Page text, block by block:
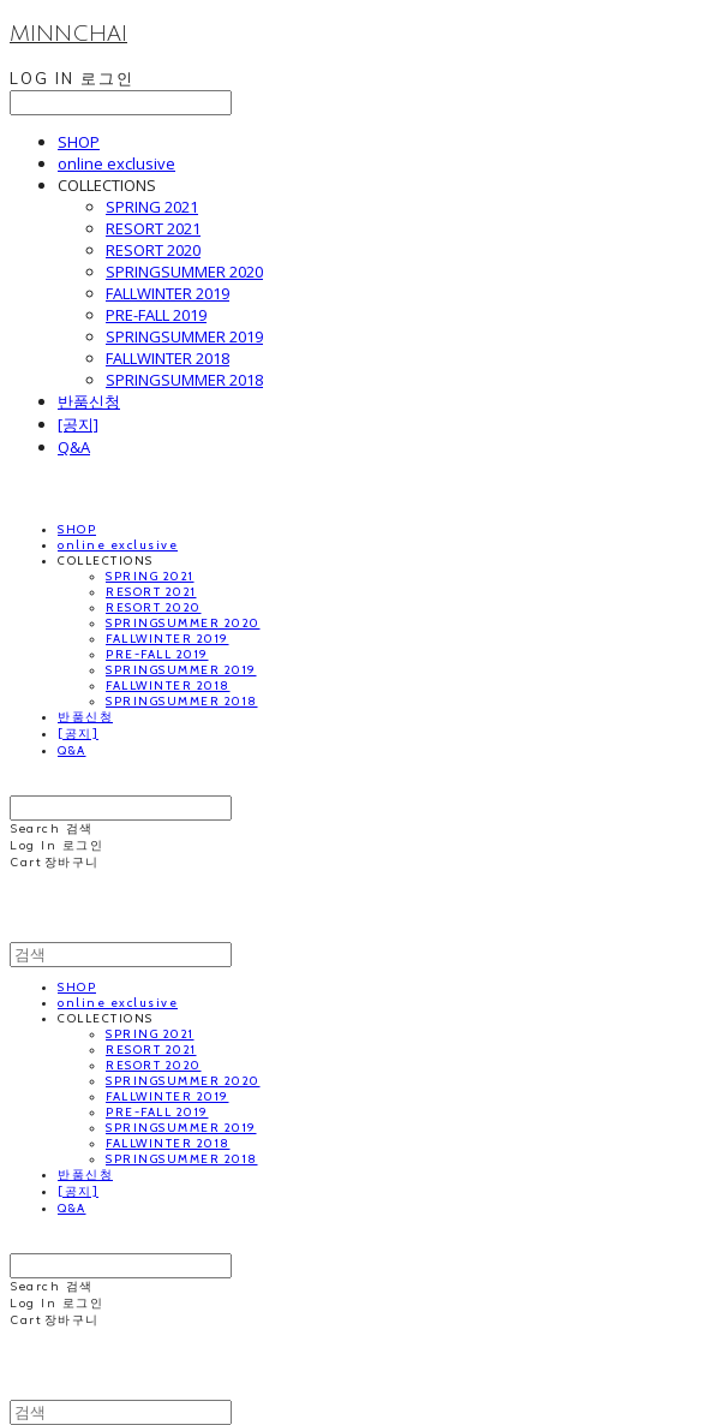
MINNCHAI
LOG IN 로그인
SHOP
online exclusive
COLLECTIONS
SPRING 2021
RESORT 2021
RESORT 2020
SPRINGSUMMER 2020
FALLWINTER 2019
PRE-FALL 2019
SPRINGSUMMER 2019
FALLWINTER 2018
SPRINGSUMMER 2018
반품신청
[공지]
Q&A
SHOP
online exclusive
COLLECTIONS
SPRING 2021
RESORT 2021
RESORT 2020
SPRINGSUMMER 2020
FALLWINTER 2019
PRE-FALL 2019
SPRINGSUMMER 2019
FALLWINTER 2018
SPRINGSUMMER 2018
반품신청
[공지]
Q&A
Search
검색
Log In
로그인
Cart 장바구니
SHOP
online exclusive
COLLECTIONS
SPRING 2021
RESORT 2021
RESORT 2020
SPRINGSUMMER 2020
FALLWINTER 2019
PRE-FALL 2019
SPRINGSUMMER 2019
FALLWINTER 2018
SPRINGSUMMER 2018
반품신청
[공지]
Q&A
Search
검색
Log In
로그인
Cart 장바구니